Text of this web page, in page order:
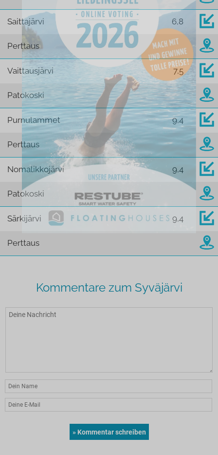
Saittajärvi 6,8
Perttaus
Vaittausjärvi 7,5
Patokoski
Purnulammet 9,4
Perttaus
Nomalikkojärvi 9,4
Patokoski
Särkijärvi 9,4
Perttaus
Kommentare zum Syväjärvi